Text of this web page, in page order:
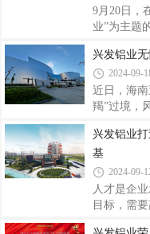
位。兴发铝
名品牌上
牌，积极
保持业绩
好的社会形
9月20日，
业”为主题
500强及行
榜单荣列第
列第63位
解，广东企
企业联合
协会的大力
年企业营
兴发铝业
2024-09-
近日，海
羯”过境，
根拔起，
损失近600
成为建国
时最大风
售布局的
兴发铝业
基
2024-09-
人才是企
目标，需